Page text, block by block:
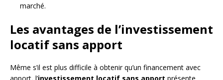
marché.
Les avantages de l’investissement
locatif sans apport
Même s’il est plus difficile à obtenir qu’un financement avec
apport, l’investissement locatif sans apport présente